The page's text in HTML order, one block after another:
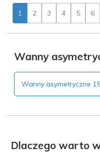
1 2 3 4 5 6
Wanny
Wanny asymetryczne
Dlaczego warto